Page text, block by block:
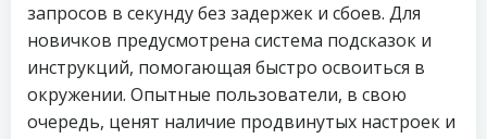
запросов в секунду без задержек и сбоев. Для
новичков предусмотрена система подсказок и
инструкций, помогающая быстро освоиться в
окружении. Опытные пользователи, в свою
очередь, ценят наличие продвинутых настроек и